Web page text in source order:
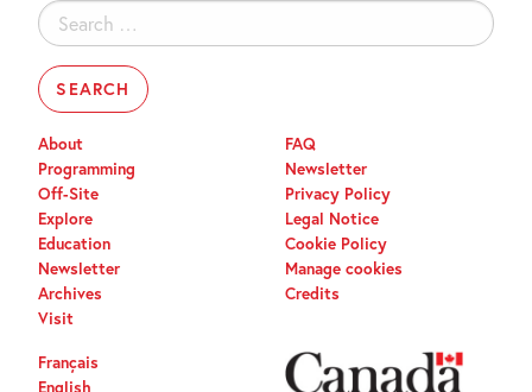
Search
for:
About
Programming
Off-Site
Explore
Education
Newsletter
Archives
Visit
FAQ
Newsletter
Privacy Policy
Legal Notice
Cookie Policy
Manage cookies
Credits
Français